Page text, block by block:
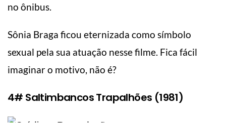
no ônibus.
Sônia Braga ficou eternizada como símbolo
sexual pela sua atuação nesse filme. Fica fácil
imaginar o motivo, não é?
4# Saltimbancos Trapalhões (1981)